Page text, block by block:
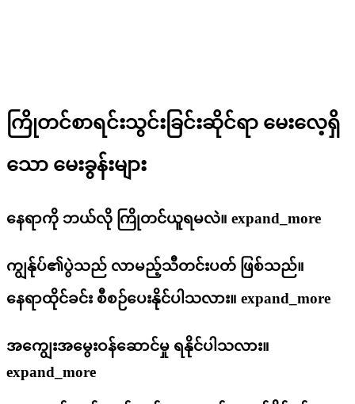
ကြိုတင်စာရင်းသွင်းခြင်းဆိုင်ရာ မေးလေ့ရှိ
သော မေးခွန်းများ
နေရာကို ဘယ်လို ကြိုတင်ယူရမလဲ။ expand_more
ကျွန်ုပ်၏ပွဲသည် လာမည့်သီတင်းပတ် ဖြစ်သည်။
နေရာထိုင်ခင်း စီစဉ်ပေးနိုင်ပါသလား။ expand_more
အကျွေးအမွေးဝန်ဆောင်မှု ရနိုင်ပါသလား။
expand_more